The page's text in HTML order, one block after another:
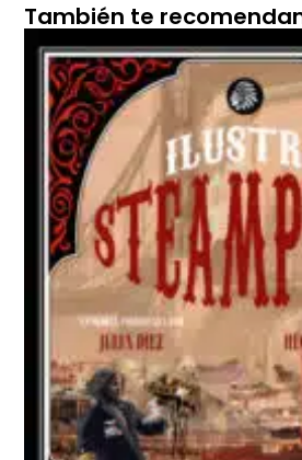
También te